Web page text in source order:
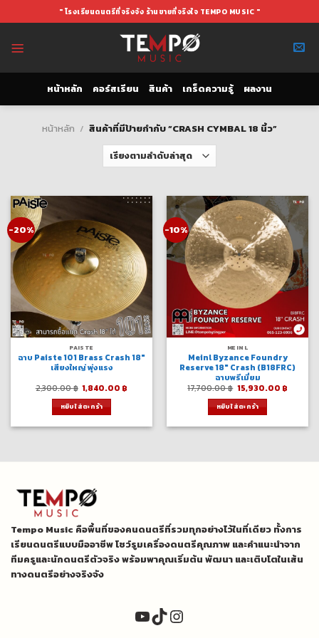
to
" โรงเรียนดนตรีที่จริงจัง ร้านขายที่จริงใจ TEMPO MUSIC "
หน้าหลัก คอร์สเรียน สินค้า เกร็ดความรู้ ผลงาน
หน้าหลัก / สินค้าที่มีป้ายกำกับ “CRASH CYMBAL 18 นิ้ว”
-20%
PAISTE
ฉาบ Paiste 101 Brass Crash 18″
เสียงใหญ่ พุ่งแรง
2,300.00฿ Original
price
was:
2,300.00 ฿.
1,840.00 ฿
หยิบใส่ตะกร้า
-10%
MEINL
Meinl Byzance Foundry
Reserve 18″ Crash (B18FRC)
ฉาบพรีเมี่ยม
17,700.00฿ Original
price
was:
17,700.00 ฿.
15,930.00 ฿
หยิบใส่ตะกร้า
Tempo Music คือพื้นที่ของคนดนตรีที่รวมทุกอย่างไว้ในที่เดียว ทั้งการ
เรียนดนตรีแบบมืออาชีพ โชว์รูมเครื่องดนตรีคุณภาพ และคำแนะนำจาก
ทีมครูและนักดนตรีตัวจริง พร้อมพาคุณเริ่มต้น พัฒนา และเติบโตในเส้น
ทางดนตรีอย่างจริงจัง
YouTube
TikTok
Instagram